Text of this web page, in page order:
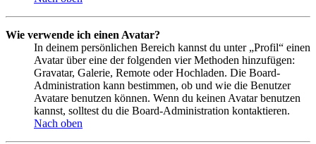
Wie verwende ich einen Avatar?
In deinem persönlichen Bereich kannst du unter „Profil“ einen
Avatar über eine der folgenden vier Methoden hinzufügen:
Gravatar, Galerie, Remote oder Hochladen. Die Board-
Administration kann bestimmen, ob und wie die Benutzer
Avatare benutzen können. Wenn du keinen Avatar benutzen
kannst, solltest du die Board-Administration kontaktieren.
Nach oben